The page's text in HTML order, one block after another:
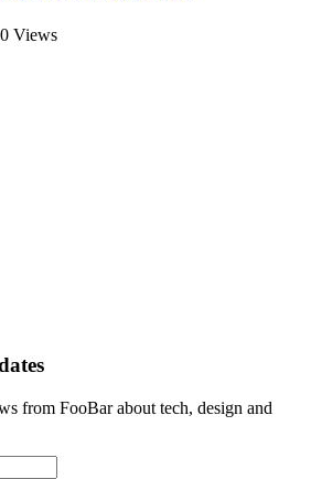
Views
from FooBar about tech, design and